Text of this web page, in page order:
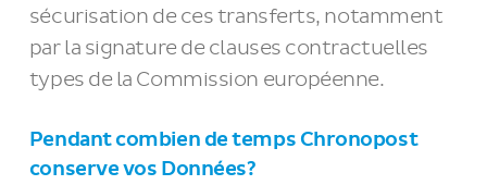
sécurisation de ces transferts, notamment
par la signature de clauses contractuelles
types de la Commission européenne.
Pendant combien de temps Chronopost
conserve vos Données?